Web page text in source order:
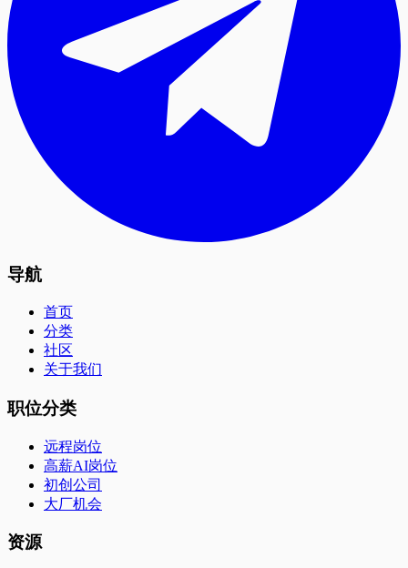
导航
首页
分类
社区
关于我们
职位分类
远程岗位
高薪AI岗位
初创公司
大厂机会
资源